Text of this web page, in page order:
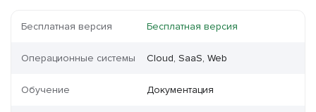
Бесплатная версия Бесплатная версия
Операционные системы Cloud, SaaS, Web
Обучение Документация